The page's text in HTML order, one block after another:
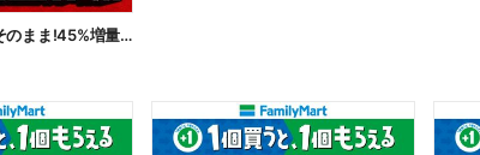
【おトク】お値段そのまま!45%増量作戦!